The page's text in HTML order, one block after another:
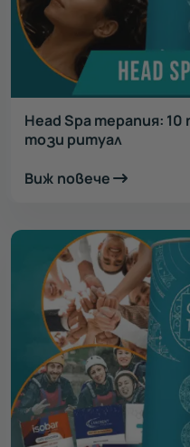
Head Spa терапия:
този ритуал
Виж повече